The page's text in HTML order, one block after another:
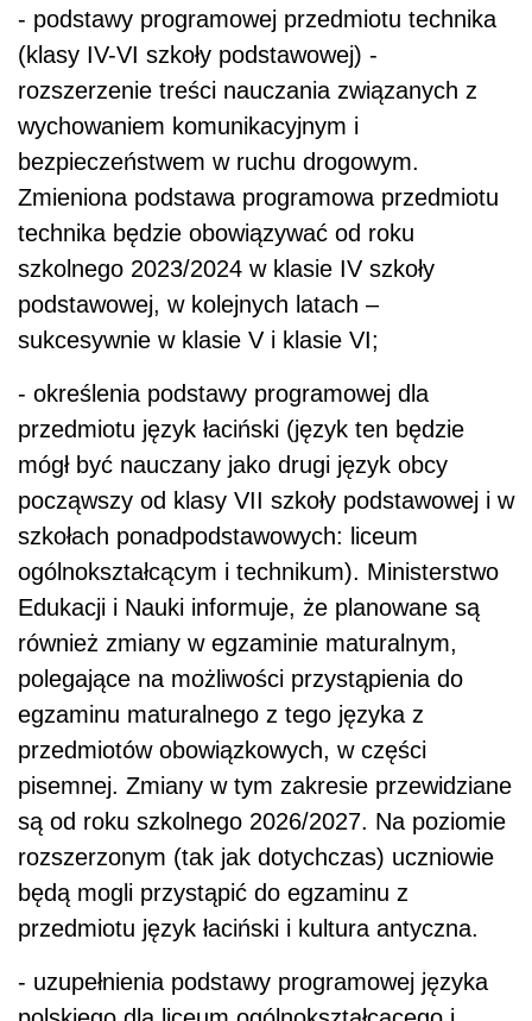
- podstawy programowej przedmiotu technika
(klasy IV-VI szkoły podstawowej) -
rozszerzenie treści nauczania związanych z
wychowaniem komunikacyjnym i
bezpieczeństwem w ruchu drogowym.
Zmieniona podstawa programowa przedmiotu
technika będzie obowiązywać od roku
szkolnego 2023/2024 w klasie IV szkoły
podstawowej, w kolejnych latach –
sukcesywnie w klasie V i klasie VI;
- określenia podstawy programowej dla
przedmiotu język łaciński (język ten będzie
mógł być nauczany jako drugi język obcy
począwszy od klasy VII szkoły podstawowej i w
szkołach ponadpodstawowych: liceum
ogólnokształcącym i technikum). Ministerstwo
Edukacji i Nauki informuje, że planowane są
również zmiany w egzaminie maturalnym,
polegające na możliwości przystąpienia do
egzaminu maturalnego z tego języka z
przedmiotów obowiązkowych, w części
pisemnej. Zmiany w tym zakresie przewidziane
są od roku szkolnego 2026/2027. Na poziomie
rozszerzonym (tak jak dotychczas) uczniowie
będą mogli przystąpić do egzaminu z
przedmiotu język łaciński i kultura antyczna.
- uzupełnienia podstawy programowej języka